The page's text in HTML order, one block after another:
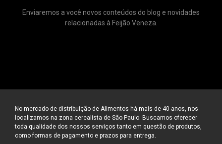
Enviaremos a você novos conteúdos do blog e novidades
relacionadas à Feijão Veneza.
No mercado de distribuição de Alimentos há mais de 40 anos, nos
localizamos na zona cerealista de São Paulo. Buscamos oferecer
toda qualidade dos nossos serviços tanto em questão de produtos,
como formas de pagamento e prazos para entrega.